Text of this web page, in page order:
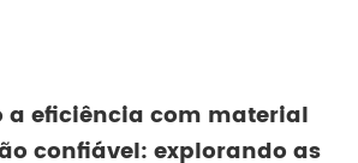
eficiência com material
confiável: explorando as